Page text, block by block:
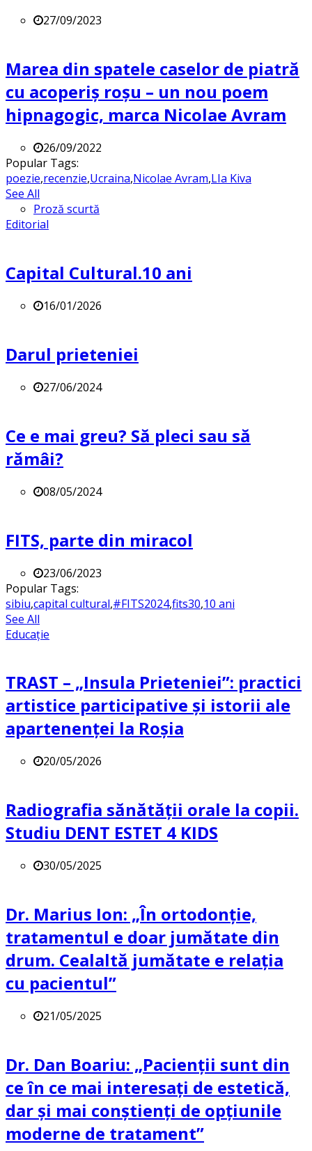
27/09/2023
Marea din spatele caselor de piatră
cu acoperiș roșu – un nou poem
hipnagogic, marca Nicolae Avram
26/09/2022
Popular Tags:
poezie,recenzie,Ucraina,Nicolae Avram,LIa Kiva
See All
Proză scurtă
Editorial
Capital Cultural.10 ani
16/01/2026
Darul prieteniei
27/06/2024
Ce e mai greu? Să pleci sau să
rămâi?
08/05/2024
FITS, parte din miracol
23/06/2023
Popular Tags:
sibiu,capital cultural,#FITS2024,fits30,10 ani
See All
Educație
TRAST – „Insula Prieteniei”: practici
artistice participative și istorii ale
apartenenței la Roșia
20/05/2026
Radiografia sănătății orale la copii.
Studiu DENT ESTET 4 KIDS
30/05/2025
Dr. Marius Ion: „În ortodonție,
tratamentul e doar jumătate din
drum. Cealaltă jumătate e relația
cu pacientul”
21/05/2025
Dr. Dan Boariu: „Pacienții sunt din
ce în ce mai interesați de estetică,
dar și mai conștienți de opțiunile
moderne de tratament”